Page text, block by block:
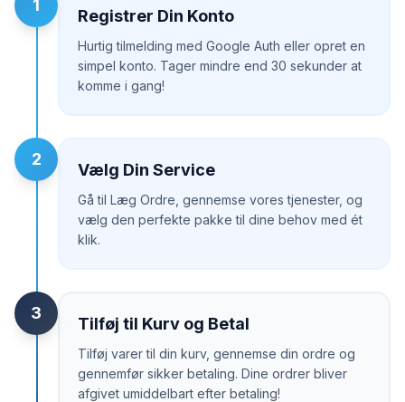
1
Registrer Din Konto
Hurtig tilmelding med Google Auth eller opret en
simpel konto. Tager mindre end 30 sekunder at
komme i gang!
2
Vælg Din Service
Gå til Læg Ordre, gennemse vores tjenester, og
vælg den perfekte pakke til dine behov med ét
klik.
3
Tilføj til Kurv og Betal
Tilføj varer til din kurv, gennemse din ordre og
gennemfør sikker betaling. Dine ordrer bliver
afgivet umiddelbart efter betaling!